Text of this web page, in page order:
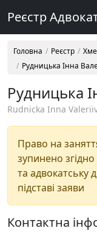
Реєстр
Головна Реєстр
Рудницька Інна
Рудницька
Rudnicka Inna
Право на
зупинено
та адвокатську
підставі заяви
Контактна